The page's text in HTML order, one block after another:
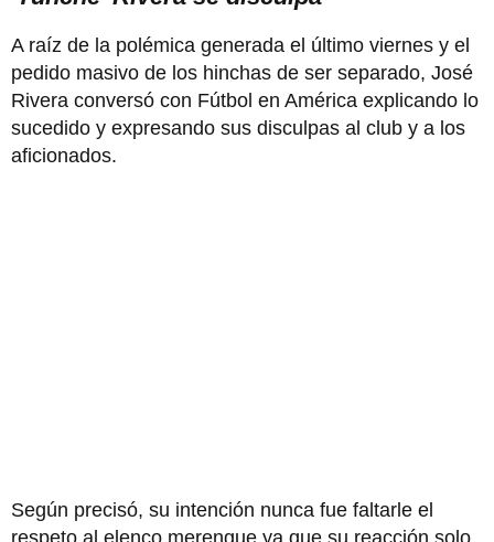
A raíz de la polémica generada el último viernes y el
pedido masivo de los hinchas de ser separado, José
Rivera conversó con Fútbol en América explicando lo
sucedido y expresando sus disculpas al club y a los
aficionados.
Según precisó, su intención nunca fue faltarle el